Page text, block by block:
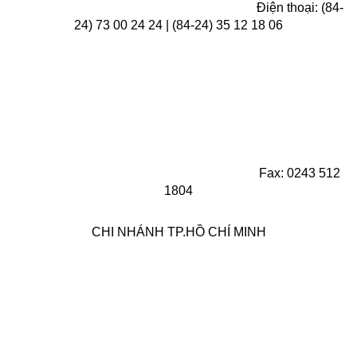
Điện thoại: (84-
24) 73 00 24 24 | (84-24) 35 12 18 06
Fax: 0243 512
1804
CHI NHÁNH TP.HỒ CHÍ MINH